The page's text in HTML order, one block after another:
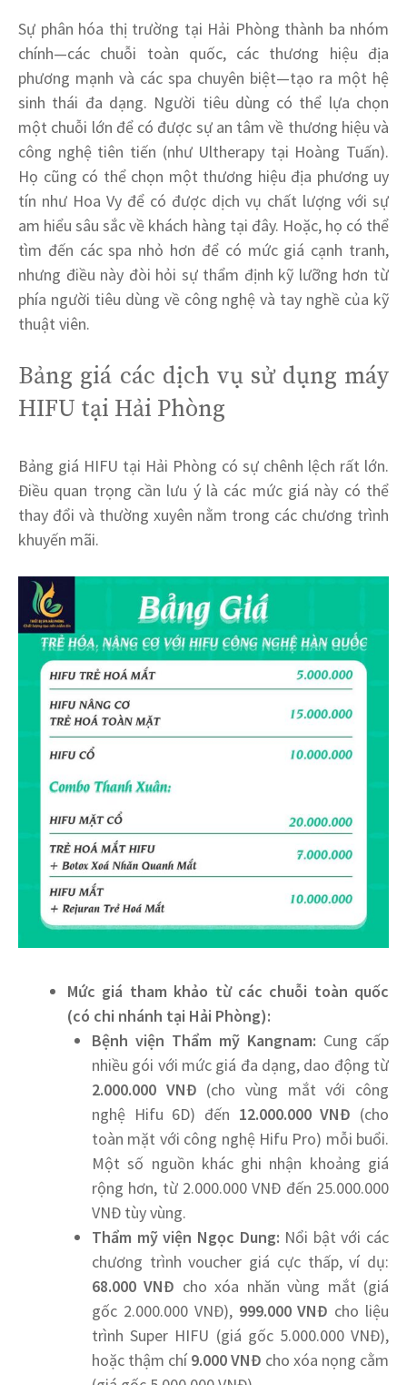
Sự phân hóa thị trường tại Hải Phòng thành ba nhóm
chính—các chuỗi toàn quốc, các thương hiệu địa
phương mạnh và các spa chuyên biệt—tạo ra một hệ
sinh thái đa dạng. Người tiêu dùng có thể lựa chọn
một chuỗi lớn để có được sự an tâm về thương hiệu và
công nghệ tiên tiến (như Ultherapy tại Hoàng Tuấn).
Họ cũng có thể chọn một thương hiệu địa phương uy
tín như Hoa Vy để có được dịch vụ chất lượng với sự
am hiểu sâu sắc về khách hàng tại đây. Hoặc, họ có thể
tìm đến các spa nhỏ hơn để có mức giá cạnh tranh,
nhưng điều này đòi hỏi sự thẩm định kỹ lưỡng hơn từ
phía người tiêu dùng về công nghệ và tay nghề của kỹ
thuật viên.
Bảng giá các dịch vụ sử dụng máy
HIFU tại Hải Phòng
Bảng giá HIFU tại Hải Phòng có sự chênh lệch rất lớn.
Điều quan trọng cần lưu ý là các mức giá này có thể
thay đổi và thường xuyên nằm trong các chương trình
khuyến mãi.
Mức giá tham khảo từ các chuỗi toàn quốc
(có chi nhánh tại Hải Phòng):
Bệnh viện Thẩm mỹ Kangnam: Cung cấp
nhiều gói với mức giá đa dạng, dao động từ
2.000.000 VNĐ (cho vùng mắt với công
nghệ Hifu 6D) đến 12.000.000 VNĐ (cho
toàn mặt với công nghệ Hifu Pro) mỗi buổi.
Một số nguồn khác ghi nhận khoảng giá
rộng hơn, từ 2.000.000 VNĐ đến 25.000.000
VNĐ tùy vùng.
Thẩm mỹ viện Ngọc Dung: Nổi bật với các
chương trình voucher giá cực thấp, ví dụ:
68.000 VNĐ cho xóa nhăn vùng mắt (giá
gốc 2.000.000 VNĐ), 999.000 VNĐ cho liệu
trình Super HIFU (giá gốc 5.000.000 VNĐ),
hoặc thậm chí 9.000 VNĐ cho xóa nọng cằm